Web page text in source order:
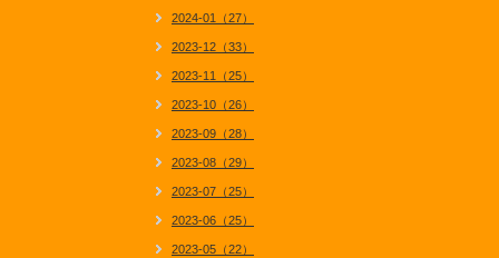
2024-01（27）
2023-12（33）
2023-11（25）
2023-10（26）
2023-09（28）
2023-08（29）
2023-07（25）
2023-06（25）
2023-05（22）